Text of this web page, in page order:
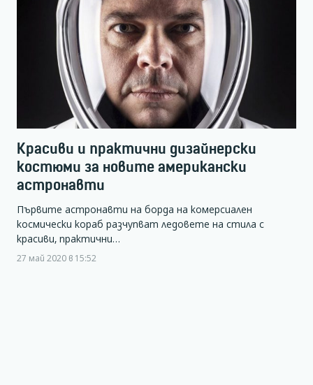
Красиви и практични дизайнерски
костюми за новите американски
астронавти
Първите астронавти на борда на комерсиален
космически кораб разчупват ледовете на стила с
красиви, практични…
27 май 2020 в 15:52